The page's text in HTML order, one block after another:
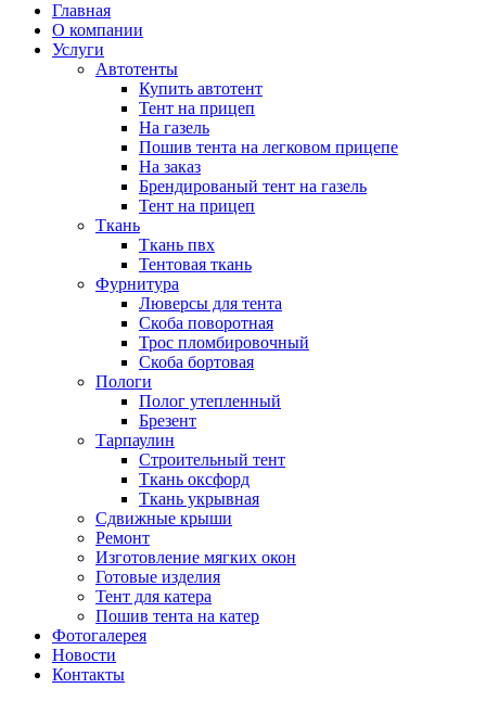
Главная
О компании
Услуги
Автотенты
Купить автотент
Тент на прицеп
На газель
Пошив тента на легковом прицепе
На заказ
Брендированый тент на газель
Тент на прицеп
Ткань
Ткань пвх
Тентовая ткань
Фурнитура
Люверсы для тента
Скоба поворотная
Трос пломбировочный
Скоба бортовая
Пологи
Полог утепленный
Брезент
Тарпаулин
Строительный тент
Ткань оксфорд
Ткань укрывная
Сдвижные крыши
Ремонт
Изготовление мягких окон
Готовые изделия
Тент для катера
Пошив тента на катер
Фотогалерея
Новости
Контакты